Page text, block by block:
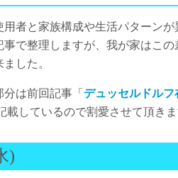
者と家族構成や生活パターンが
で整理しますが、我が家はこの
した。
は前回記事「 デュッセルドルフ
載しているので割愛させて頂きま
)